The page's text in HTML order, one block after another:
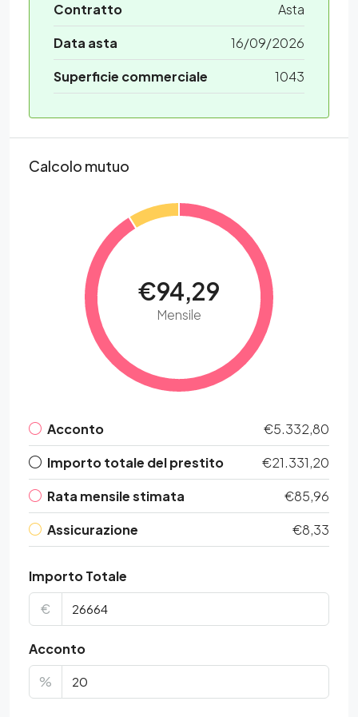
Contratto
Asta
Data asta
16/09/2026
Superficie commerciale
1043
Calcolo mutuo
€94,29
Mensile
Acconto
€5.332,80
Importo totale del prestito
€21.331,20
Rata mensile stimata
€85,96
Assicurazione
€8,33
Importo Totale
€
Acconto
%